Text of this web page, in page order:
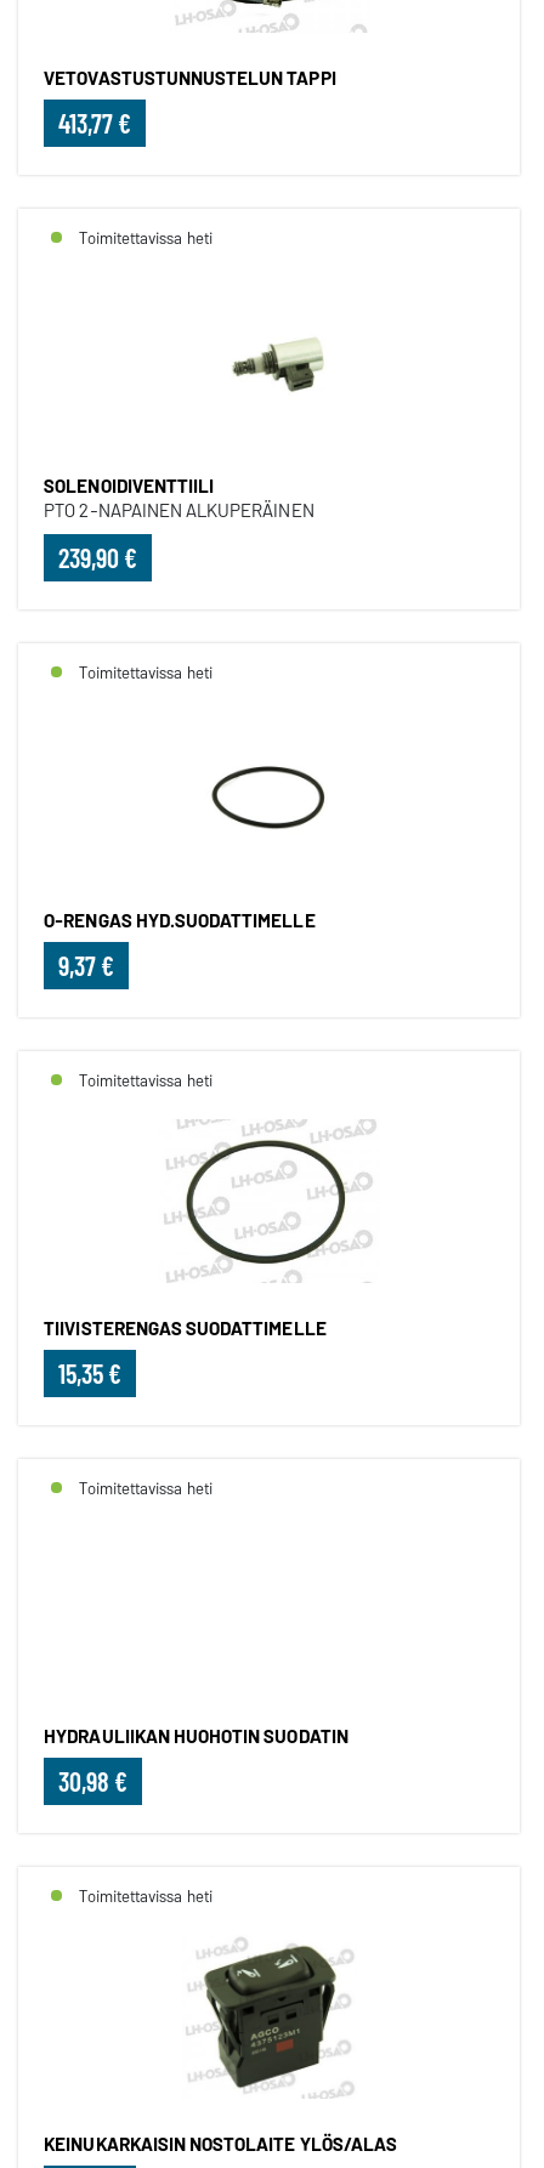
VETOVASTUSTUNNUSTELUN TAPPI
413,77 €
Toimitettavissa heti
SOLENOIDIVENTTIILI
PTO 2-NAPAINEN ALKUPERÄINEN
239,90 €
Toimitettavissa heti
O-RENGAS HYD.SUODATTIMELLE
9,37 €
Toimitettavissa heti
TIIVISTERENGAS SUODATTIMELLE
15,35 €
Toimitettavissa heti
HYDRAULIIKAN HUOHOTIN SUODATIN
30,98 €
Toimitettavissa heti
KEINUKARKAISIN NOSTOLAITE YLÖS/ALAS